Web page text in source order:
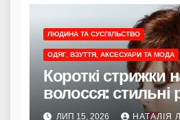
ЛЮДИНА ТА СУСПІЛЬСТВО
ОДЯГ, ВЗУТТЯ, АКСЕСУАРИ ТА МОДА
Короткі стрижки
волосся: стильні
для легкості та
ЛИП 15, 2026 НАТАЛІЯ